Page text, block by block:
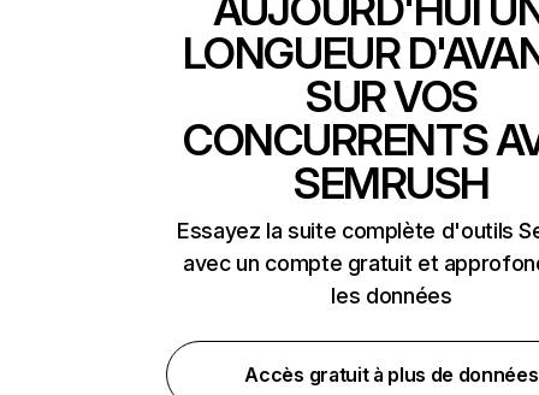
LONGUEUR
SUR VOS
CONCURRENTS
SEMRUSH
Essayez la suite complète d'outils
avec un compte gratuit et
les données
Accès gratuit à plus de données